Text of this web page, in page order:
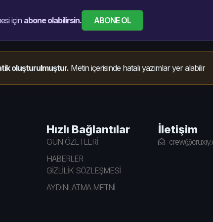
için abone olabilirsin. ABONE OL
oluşturulmuştur. Metin içerisinde hatalı yazımlar yer alabilir
Hızlı Bağlantılar
GÜN ÖZETLERİ
HABERLER
GİZLİLİK SÖZLEŞMESİ
AYDINLATMA METNİ
İletişim